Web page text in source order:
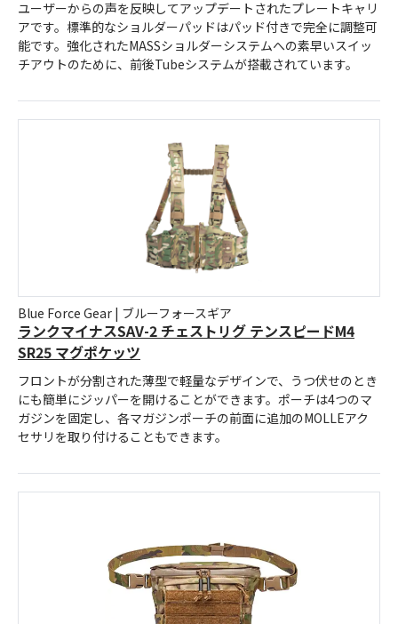
ユーザーからの声を反映してアップデートされたプレートキャリ
アです。標準的なショルダーパッドはパッド付きで完全に調整可
能です。強化されたMASSショルダーシステムへの素早いスイッ
チアウトのために、前後Tubeシステムが搭載されています。
Blue Force Gear | ブルーフォースギア
ランクマイナスSAV-2 チェストリグ テンスピードM4
SR25 マグポケッツ
フロントが分割された薄型で軽量なデザインで、うつ伏せのとき
にも簡単にジッパーを開けることができます。ポーチは4つのマ
ガジンを固定し、各マガジンポーチの前面に追加のMOLLEアク
セサリを取り付けることもできます。